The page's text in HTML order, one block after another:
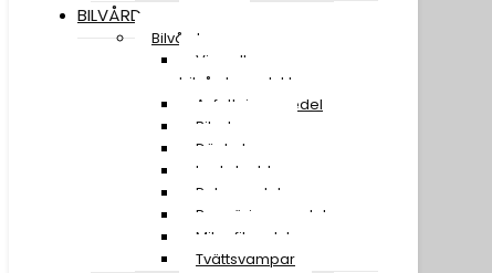
BILVÅRD
Bilvård
Visa alla
bilvårdsprodukter
Avfettningsmedel
Bilschampo
Däckglans
Lackskydd
Polermedel
Rengöringsmedel
Mikrofiberdukar
Tvättsvampar